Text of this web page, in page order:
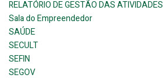
RELATÓRIO DE GESTÃO DAS ATIVIDADES
Sala do Empreendedor
SAÚDE
SECULT
SEFIN
SEGOV